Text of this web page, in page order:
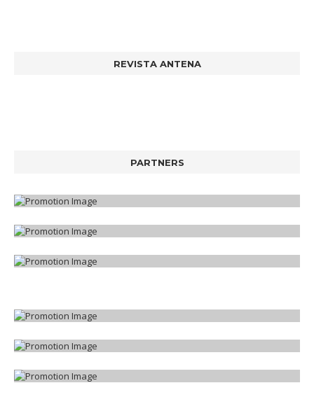
REVISTA ANTENA
PARTNERS